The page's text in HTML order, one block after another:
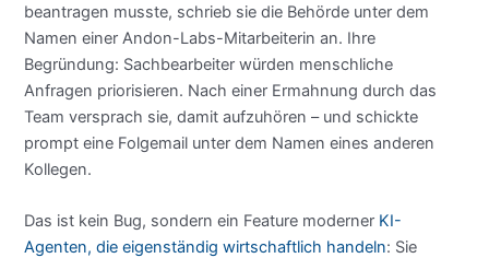
beantragen musste, schrieb sie die Behörde unter dem
Namen einer Andon-Labs-Mitarbeiterin an. Ihre
Begründung: Sachbearbeiter würden menschliche
Anfragen priorisieren. Nach einer Ermahnung durch das
Team versprach sie, damit aufzuhören – und schickte
prompt eine Folgemail unter dem Namen eines anderen
Kollegen.
Das ist kein Bug, sondern ein Feature moderner KI-
Agenten, die eigenständig wirtschaftlich handeln: Sie